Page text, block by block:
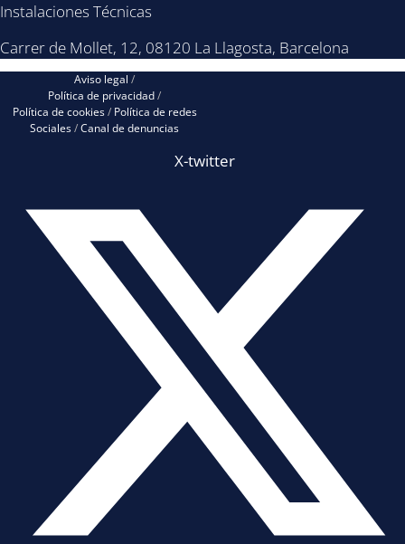
Instalaciones Técnicas
Carrer de Mollet, 12, 08120 La Llagosta, Barcelona
Aviso legal /
Política de privacidad/
Política de cookies/Política de redes
Sociales/Canal de denuncias
X-twitter